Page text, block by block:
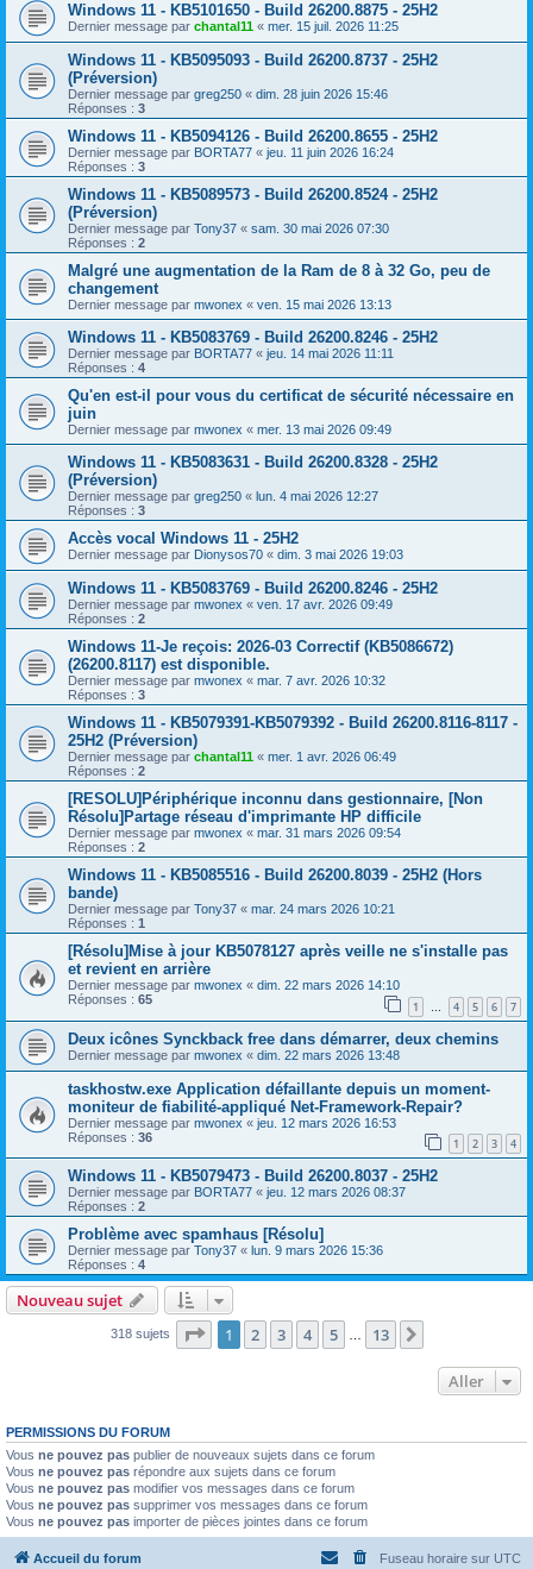
Windows 11 - KB5101650 - Build 26200.8875 - 25H2
Dernier message par chantal11 « mer. 15 juil. 2026 11:25
Windows 11 - KB5095093 - Build 26200.8737 - 25H2
(Préversion)
Dernier message par greg250 « dim. 28 juin 2026 15:46
Réponses : 3
Windows 11 - KB5094126 - Build 26200.8655 - 25H2
Dernier message par BORTA77 « jeu. 11 juin 2026 16:24
Réponses : 3
Windows 11 - KB5089573 - Build 26200.8524 - 25H2
(Préversion)
Dernier message par Tony37 « sam. 30 mai 2026 07:30
Réponses : 2
Malgré une augmentation de la Ram de 8 à 32 Go, peu de
changement
Dernier message par mwonex « ven. 15 mai 2026 13:13
Windows 11 - KB5083769 - Build 26200.8246 - 25H2
Dernier message par BORTA77 « jeu. 14 mai 2026 11:11
Réponses : 4
Qu'en est-il pour vous du certificat de sécurité nécessaire en
juin
Dernier message par mwonex « mer. 13 mai 2026 09:49
Windows 11 - KB5083631 - Build 26200.8328 - 25H2
(Préversion)
Dernier message par greg250 « lun. 4 mai 2026 12:27
Réponses : 3
Accès vocal Windows 11 - 25H2
Dernier message par Dionysos70 « dim. 3 mai 2026 19:03
Windows 11 - KB5083769 - Build 26200.8246 - 25H2
Dernier message par mwonex « ven. 17 avr. 2026 09:49
Réponses : 2
Windows 11-Je reçois: 2026-03 Correctif (KB5086672)
(26200.8117) est disponible.
Dernier message par mwonex « mar. 7 avr. 2026 10:32
Réponses : 3
Windows 11 - KB5079391-KB5079392 - Build 26200.8116-8117 -
25H2 (Préversion)
Dernier message par chantal11 « mer. 1 avr. 2026 06:49
Réponses : 2
[RESOLU]Périphérique inconnu dans gestionnaire, [Non
Résolu]Partage réseau d'imprimante HP difficile
Dernier message par mwonex « mar. 31 mars 2026 09:54
Réponses : 2
Windows 11 - KB5085516 - Build 26200.8039 - 25H2 (Hors
bande)
Dernier message par Tony37 « mar. 24 mars 2026 10:21
Réponses : 1
[Résolu]Mise à jour KB5078127 après veille ne s'installe pas
et revient en arrière
Dernier message par mwonex « dim. 22 mars 2026 14:10
Réponses : 65 1 … 4 5 6 7
Deux icônes Synckback free dans démarrer, deux chemins
Dernier message par mwonex « dim. 22 mars 2026 13:48
taskhostw.exe Application défaillante depuis un moment-
moniteur de fiabilité-appliqué Net-Framework-Repair?
Dernier message par mwonex « jeu. 12 mars 2026 16:53
Réponses : 36 1 2 3 4
Windows 11 - KB5079473 - Build 26200.8037 - 25H2
Dernier message par BORTA77 « jeu. 12 mars 2026 08:37
Réponses : 2
Problème avec spamhaus [Résolu]
Dernier message par Tony37 « lun. 9 mars 2026 15:36
Réponses : 4
Nouveau sujet
318 sujets Page 1sur13
1 2 3 4 5 13
Aller
PERMISSIONS DU FORUM
Vous ne pouvez pas publier de nouveaux sujets dans ce forum
Vous ne pouvez pas répondre aux sujets dans ce forum
Vous ne pouvez pas modifier vos messages dans ce forum
Vous ne pouvez pas supprimer vos messages dans ce forum
Vous ne pouvez pas importer de pièces jointes dans ce forum
Accueil du forum Fuseau horaire sur UTC